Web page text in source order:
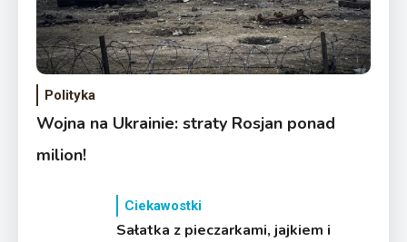
Polityka
Wojna na Ukrainie: straty Rosjan ponad
milion!
Ciekawostki
Sałatka z pieczarkami, jajkiem i